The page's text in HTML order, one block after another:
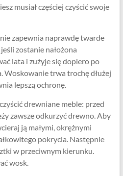
musiał częściej czyścić swoje
zapewnia naprawdę twarde
zostanie nałożona
lata i zużyje się dopiero po
Woskowanie trwa trochę dłużej
lepszą ochronę.
drewniane meble: przed
zawsze odkurzyć drewno. Aby
ją małymi, okrężnymi
pokrycia. Następnie
w przeciwnym kierunku.
wosk.